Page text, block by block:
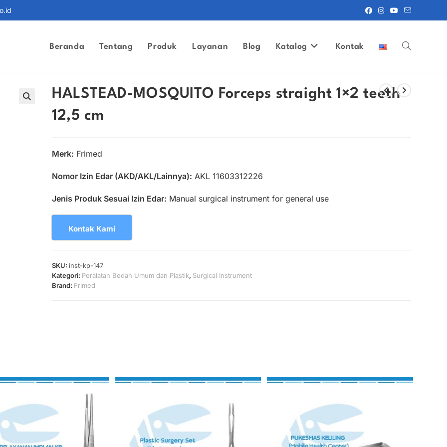
Beranda Tentang Produk Layanan Blog Katalog Kontak Toggle
HALSTEAD-MOSQUITO Forceps straight 1×2 teeth
12,5 cm
Merk: Frimed
Nomor Izin Edar (AKD/AKL/Lainnya): AKL 11603312226
Jenis Produk Sesuai Izin Edar: Manual surgical instrument for general use
Kontak Kami
SKU: inst-kp-147
Kategori: Peralatan Bedah Umum dan Plastik, Surgical Instrument
Brand: Frimed